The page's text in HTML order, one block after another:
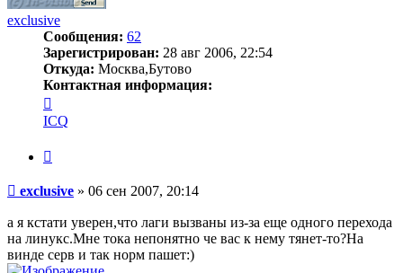
exclusive
Сообщения: 62
Зарегистрирован: 28 авг 2006, 22:54
Откуда: Москва,Бутово
Контактная информация:
информация
пользователя
ICQ
Сообщение
exclusive » 06 сен 2007, 20:14
а я кстати уверен,что лаги вызваны из-за еще одного перехода
на линукс.Мне тока непонятно че вас к нему тянет-то?На
винде серв и так норм пашет:)